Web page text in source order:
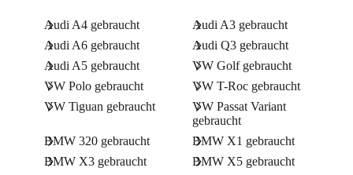
Audi A4 gebraucht
Audi A3 gebraucht
Audi A6 gebraucht
Audi Q3 gebraucht
Audi A5 gebraucht
VW Golf gebraucht
VW Polo gebraucht
VW T-Roc gebraucht
VW Tiguan gebraucht
VW Passat Variant
gebraucht
BMW 320 gebraucht
BMW X1 gebraucht
BMW X3 gebraucht
BMW X5 gebraucht